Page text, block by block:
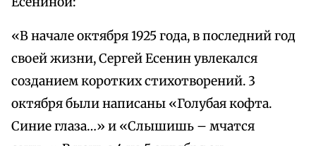
«В начале октября 1925 года, в последний год
своей жизни, Сергей Есенин увлекался
созданием коротких стихотворений. 3
октября были написаны «Голубая кофта.
Синие глаза…» и «Слышишь – мчатся